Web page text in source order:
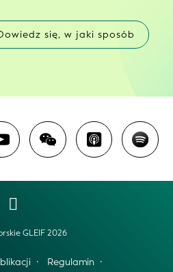
się, w jaki sposób
GLEIF 2026
Regulamin